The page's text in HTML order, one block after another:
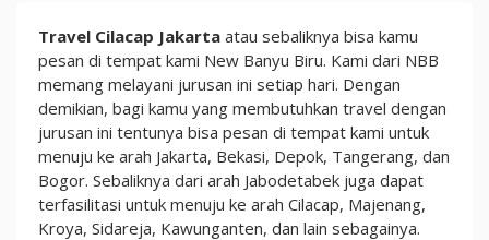
Travel
Cilacap
Jakarta
Antar
Jemput
Sampai
Dengan
Alamat
Tujuan
Travel Cilacap Jakarta atau sebaliknya bisa kamu
pesan di tempat kami New Banyu Biru. Kami dari NBB
memang melayani jurusan ini setiap hari. Dengan
demikian, bagi kamu yang membutuhkan travel dengan
jurusan ini tentunya bisa pesan di tempat kami untuk
menuju ke arah Jakarta, Bekasi, Depok, Tangerang, dan
Bogor. Sebaliknya dari arah Jabodetabek juga dapat
terfasilitasi untuk menuju ke arah Cilacap, Majenang,
Kroya, Sidareja, Kawunganten, dan lain sebagainya.